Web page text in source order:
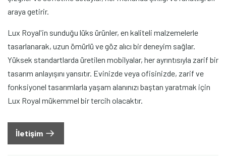
araya getirir.
Lux Royal'in sunduğu lüks ürünler, en kaliteli malzemelerle
tasarlanarak, uzun ömürlü ve göz alıcı bir deneyim sağlar.
Yüksek standartlarda üretilen mobilyalar, her ayrıntısıyla zarif bir
tasarım anlayışını yansıtır. Evinizde veya ofisinizde, zarif ve
fonksiyonel tasarımlarla yaşam alanınızı baştan yaratmak için
Lux Royal mükemmel bir tercih olacaktır.
İletişim